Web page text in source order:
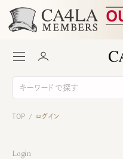
TOP / ログイン
Login